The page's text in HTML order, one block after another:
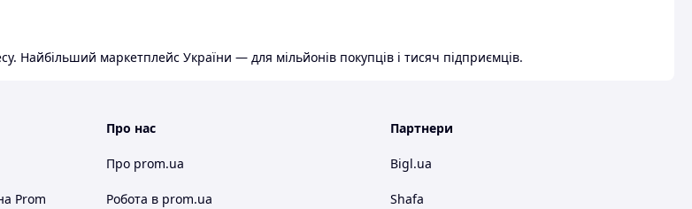
Найбільший маркетплейс України — для мільйонів покупців і тисяч підприємців.
Prom
Про нас
Про prom.ua
Робота в prom.ua
Партнери
Bigl.ua
Shafa